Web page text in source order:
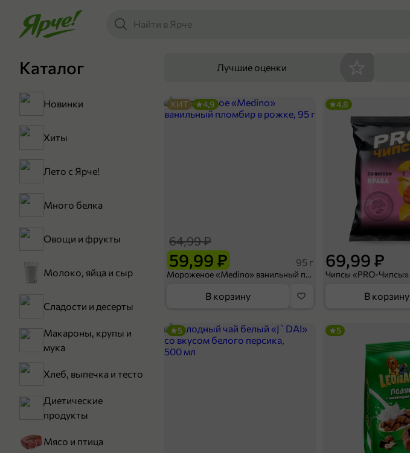
Каталог
Новинки
Хиты
Лето с Ярче!
Много белка
Овощи и фрукты
Молоко, яйца и сыр
Сладости и десерты
Макароны, крупы и
мука
Хлеб, выпечка и тесто
Диетические
продукты
Мясо и птица
Лучшие оценки
59,99 ₽
64,99 ₽
95 г
Мороженое «Medino» ванильный пломбир в рожке, 95 г
ХИТ 4,9
В корзину
69,99 ₽
4,8
В корзину
5 5